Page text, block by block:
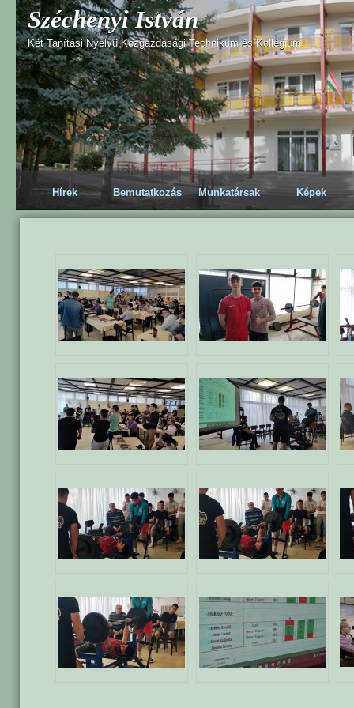
Széchenyi István
Két Tanítási Nyelvű Közgazdasági Technikum és Kollégium
Hírek Bemutatkozás Munkatársak Képek